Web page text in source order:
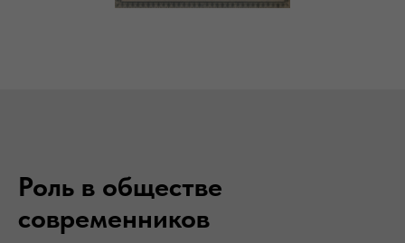
Роль в обществе
современников